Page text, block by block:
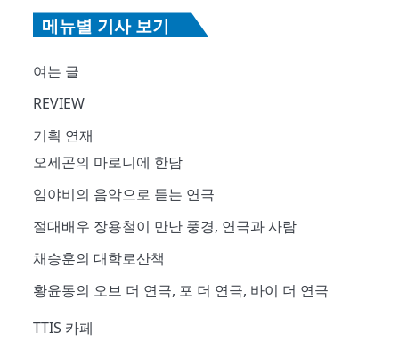
메뉴별 기사 보기
여는 글
REVIEW
기획 연재
오세곤의 마로니에 한담
임야비의 음악으로 듣는 연극
절대배우 장용철이 만난 풍경, 연극과 사람
채승훈의 대학로산책
황윤동의 오브 더 연극, 포 더 연극, 바이 더 연극
TTIS 카페